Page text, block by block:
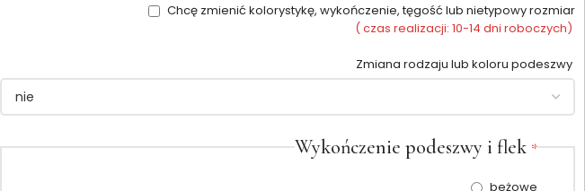
Chcę zmienić kolorystykę, wykończenie, tęgość lub nietypowy rozmiar
( czas realizacji: 10-14 dni roboczych)
Zmiana rodzaju lub koloru podeszwy
Wykończenie podeszwy i flek *
beżowe